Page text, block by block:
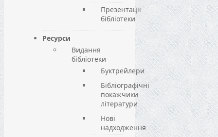
Презентації
бібліотеки
Ресурси
Видання
бібліотеки
Буктрейлери
Бібліографічні
покажчики
літератури
Нові
надходження